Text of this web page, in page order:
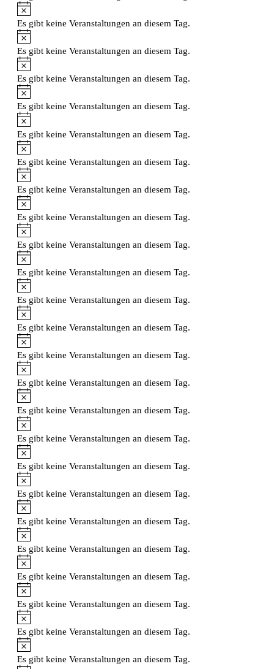
Hinweis
Es gibt keine Veranstaltungen an diesem Tag.
Hinweis
Es gibt keine Veranstaltungen an diesem Tag.
Hinweis
Es gibt keine Veranstaltungen an diesem Tag.
Hinweis
Es gibt keine Veranstaltungen an diesem Tag.
Hinweis
Es gibt keine Veranstaltungen an diesem Tag.
Hinweis
Es gibt keine Veranstaltungen an diesem Tag.
Hinweis
Es gibt keine Veranstaltungen an diesem Tag.
Hinweis
Es gibt keine Veranstaltungen an diesem Tag.
Hinweis
Es gibt keine Veranstaltungen an diesem Tag.
Hinweis
Es gibt keine Veranstaltungen an diesem Tag.
Hinweis
Es gibt keine Veranstaltungen an diesem Tag.
Hinweis
Es gibt keine Veranstaltungen an diesem Tag.
Hinweis
Es gibt keine Veranstaltungen an diesem Tag.
Hinweis
Es gibt keine Veranstaltungen an diesem Tag.
Hinweis
Es gibt keine Veranstaltungen an diesem Tag.
Hinweis
Es gibt keine Veranstaltungen an diesem Tag.
Hinweis
Es gibt keine Veranstaltungen an diesem Tag.
Hinweis
Es gibt keine Veranstaltungen an diesem Tag.
Hinweis
Es gibt keine Veranstaltungen an diesem Tag.
Hinweis
Es gibt keine Veranstaltungen an diesem Tag.
Hinweis
Es gibt keine Veranstaltungen an diesem Tag.
Hinweis
Es gibt keine Veranstaltungen an diesem Tag.
Hinweis
Es gibt keine Veranstaltungen an diesem Tag.
Hinweis
Es gibt keine Veranstaltungen an diesem Tag.